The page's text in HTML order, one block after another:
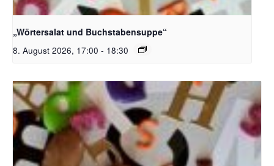
Bildquelle_ Pixabay Free_Christoph Meinersmann
„Wörtersalat und Buchstabensuppe“
8. August 2026, 17:00 - 18:30